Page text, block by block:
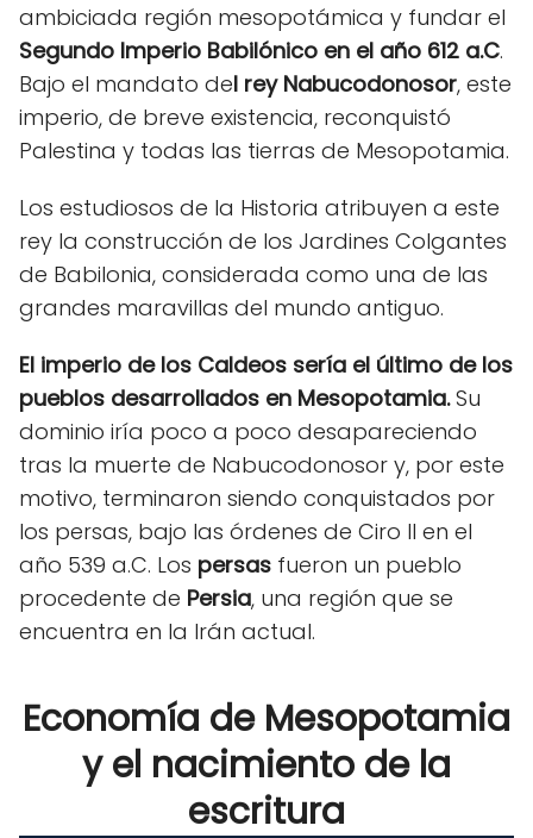
ambiciada región mesopotámica y fundar el
Segundo Imperio Babilónico en el año 612 a.C.
Bajo el mandato del rey Nabucodonosor, este
imperio, de breve existencia, reconquistó
Palestina y todas las tierras de Mesopotamia.
Los estudiosos de la Historia atribuyen a este
rey la construcción de los Jardines Colgantes
de Babilonia, considerada como una de las
grandes maravillas del mundo antiguo.
El imperio de los Caldeos sería el último de los
pueblos desarrollados en Mesopotamia.Su
dominio iría poco a poco desapareciendo
tras la muerte de Nabucodonosor y, por este
motivo, terminaron siendo conquistados por
los persas, bajo las órdenes de Ciro II en el
año 539 a.C. Los persas fueron un pueblo
procedente de Persia, una región que se
encuentra en la Irán actual.
Economía de Mesopotamia
y el nacimiento de la
escritura